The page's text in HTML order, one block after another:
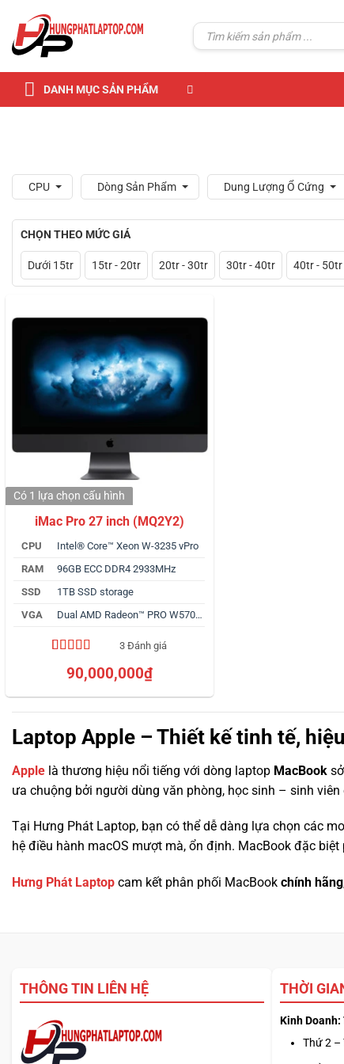
content
Tìm
kiếm:
DANH MỤC SẢN PHẨM
CPU Dòng Sản Phẩm Dung Lượng Ổ Cứng
CHỌN THEO MỨC GIÁ
Dưới 15tr 15tr - 20tr 20tr - 30tr 30tr - 40tr 40tr - 50tr
iMac Pro 27 inch (MQ2Y2)
CPU
Intel® Core™ Xeon W-3235 vPro
RAM
96GB ECC DDR4 2933MHz
SSD
1TB SSD storage
VGA
Dual AMD Radeon™ PRO W5700X 32GB
5.00 trên 5
dựa trên
3 Đánh giá
90,000,000₫
Có 1 lựa chọn cấu hình
Laptop Apple – Thiết kế tinh tế,
Apple là thương hiệu nổi tiếng với dòng laptop MacBook
ưa chuộng bởi người dùng văn phòng, học sinh – sinh
Tại Hưng Phát Laptop, bạn có thể dễ dàng lựa chọn các
hệ điều hành macOS mượt mà, ổn định. MacBook đặc
Hưng Phát Laptop cam kết phân phối MacBook chính hãng
THÔNG TIN LIÊN HỆ THỜI
Kinh Doanh:
Thứ 2 –